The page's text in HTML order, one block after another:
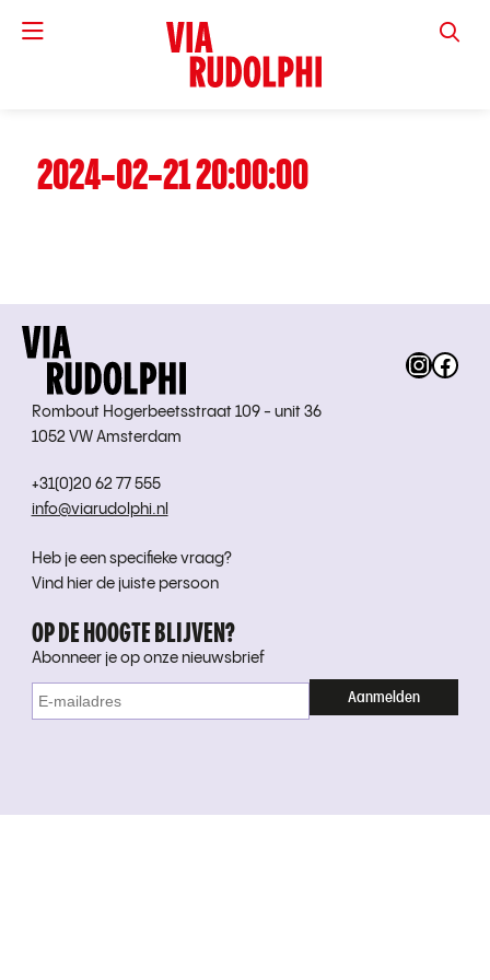
VIA
2024-02-21 20:00:00
Rombout Hogerbeetsstraat 109 - unit 36
1052 VW Amsterdam
+31(0)20 62 77 555
info@viarudolphi.nl
Heb je een specifieke vraag?
Vind hier de juiste persoon
OP DE HOOGTE BLIJVEN?
Abonneer je op onze nieuwsbrief